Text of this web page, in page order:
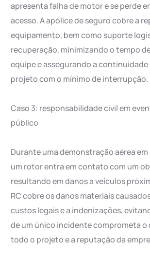
apresenta falha de motor e se perde
acesso. A apólice de seguro cobre a
equipamento, bem como suporte
recuperação, minimizando o tempo
equipe e assegurando a
projeto com o mínimo de interrupção.
Caso 3: responsabilidade civil em
público
Durante uma demonstração aérea
um rotor entra em contato com um
resultando em danos a veículos
RC cobre os danos materiais
custos legais e a indenizações,
de um único incidente comprometa o
todo o projeto e a reputação da